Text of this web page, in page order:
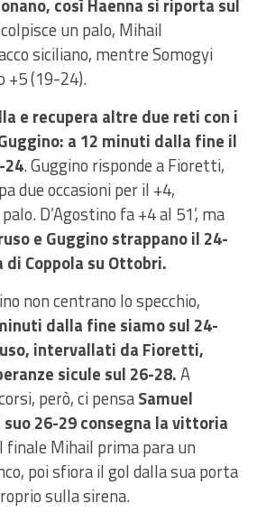
così Haenna si riporta sul
un palo, Mihail
siciliano, mentre Somogyi
+5 (19-24).
e recupera altre due reti con i
a 12 minuti dalla fine il
. Guggino risponde a Fioretti,
due occasioni per il +4,
D’Agostino fa +4 al 51’, ma
e Guggino strappano il 24-
di Coppola su Ottobri.
non centrano lo specchio,
dalla fine siamo sul 24-
intervallati da Fioretti,
sicule sul 26-28.A
però, ci pensaSamuel
26-29 consegna la vittoria
finale Mihail prima para un
poi sfiora il gol dalla sua porta
sulla sirena.